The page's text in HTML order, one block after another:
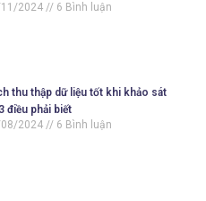
2024
6 Bình luận
thu thập dữ liệu tốt khi khảo sát
điều phải biết
2024
6 Bình luận